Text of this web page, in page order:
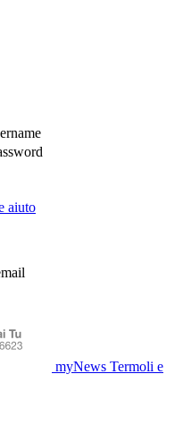
aiuto
myNews Termoli e